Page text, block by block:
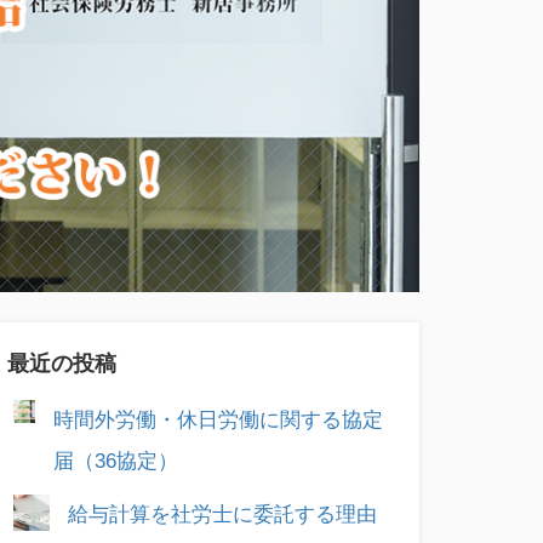
最近の投稿
時間外労働・休日労働に関する協定
届（36協定）
給与計算を社労士に委託する理由